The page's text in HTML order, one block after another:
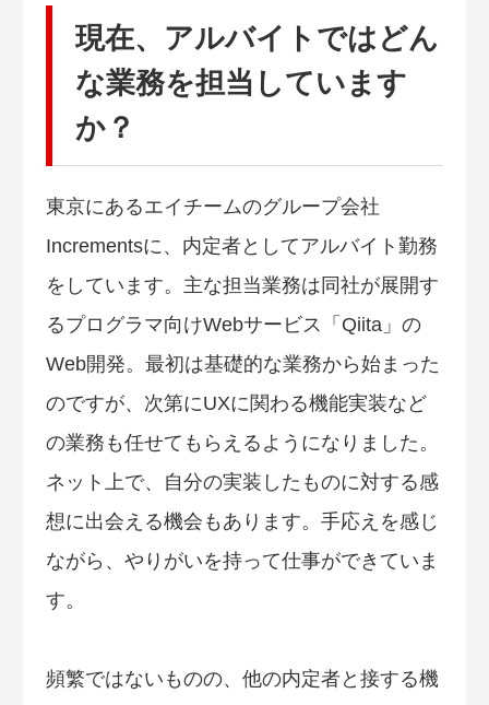
現在、アルバイトではどん
な業務を担当しています
か？
東京にあるエイチームのグループ会社
Incrementsに、内定者としてアルバイト勤務
をしています。主な担当業務は同社が展開す
るプログラマ向けWebサービス「Qiita」の
Web開発。最初は基礎的な業務から始まった
のですが、次第にUXに関わる機能実装など
の業務も任せてもらえるようになりました。
ネット上で、自分の実装したものに対する感
想に出会える機会もあります。手応えを感じ
ながら、やりがいを持って仕事ができていま
す。
頻繁ではないものの、他の内定者と接する機